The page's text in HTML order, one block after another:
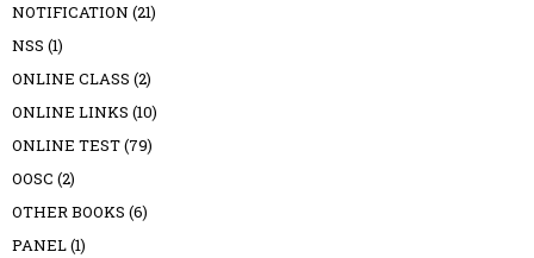
NOTIFICATION (21)
NSS (1)
ONLINE CLASS (2)
ONLINE LINKS (10)
ONLINE TEST(79)
OOSC (2)
OTHER BOOKS (6)
PANEL(1)